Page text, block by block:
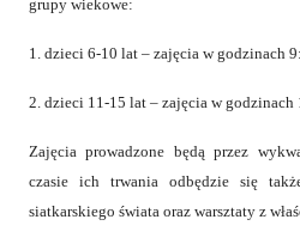
grupy wiekowe:
1. dzieci 6-10 lat – zajęcia w godzinach
2. dzieci 11-15 lat – zajęcia w godzinach
Zajęcia prowadzone będą przez
czasie ich trwania odbędzie się
siatkarskiego świata oraz warsztaty z